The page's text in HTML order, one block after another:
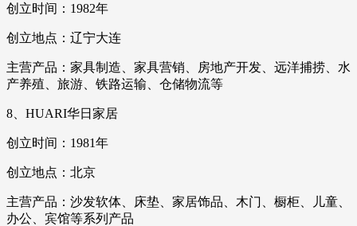
创立时间：1982年
创立地点：辽宁大连
主营产品：家具制造、家具营销、房地产开发、远洋捕捞、水
产养殖、旅游、铁路运输、仓储物流等
8、HUARI华日家居
创立时间：1981年
创立地点：北京
主营产品：沙发软体、床垫、家居饰品、木门、橱柜、儿童、
办公、宾馆等系列产品